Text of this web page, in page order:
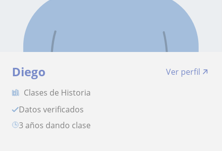
Diego
Ver perfil
Clases de Historia
Datos verificados
3 años dando clase